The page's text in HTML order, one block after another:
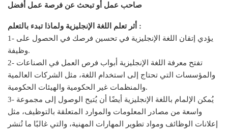
صاحب عمل أو تبحث عن فرصة عمل أفضل
أثر تعلم اللغة الإنجليزية ولماذا تبدء بالتعلم :
1- يؤدي إتقان اللغة الإنجليزية في تحسين فرصك في الحصول على
وظيفة.
2- تفتح معرفة اللغة الإنجليزية أبواب فرص العمل في الصناعات
والمؤسسات التي تحتاج إلى استخدام اللغة، مثل الشركات العالمية
والمنظمات غير الحكومية والهيئات الحكومية.
3- يُمكن الإلمام باللغة الإنجليزية أيضًا أن يُتيح الوصول إلى مجموعة
واسعة من مصادر المعلومات والموارد المتعلقة بالتوظيف، مثل
إعلانات الوظائف ومواد تطوير المهارات المهنية، والتي غالبًا ما تُنشر